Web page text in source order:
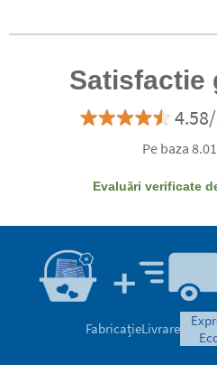
Satisfactie
Pe baza
Evaluări verificate
FabricațieLivrare